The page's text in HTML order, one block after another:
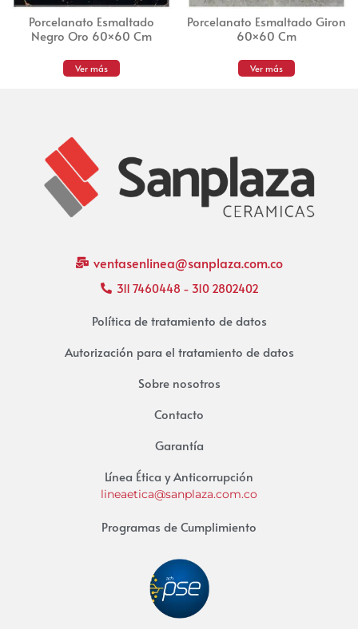
Porcelanato Esmaltado
Negro Oro 60×60 Cm
Ver más
Porcelanato Esmaltado Giron
60×60 Cm
Ver más
ventasenlinea@sanplaza.com.co
311 7460448 - 310 2802402
Política de tratamiento de datos
Autorización para el tratamiento de datos
Sobre nosotros
Contacto
Garantía
Línea Ética y Anticorrupción
lineaetica@sanplaza.com.co
Programas de Cumplimiento